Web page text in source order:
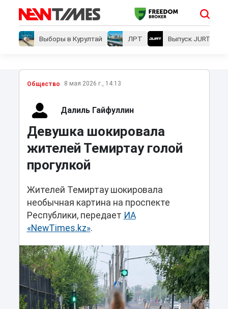
Выборы в Курултай ЛРТ Выпуск JURT
Общество 8 мая 2026 г., 14:13
Далиль Гайфуллин
Девушка шокировала
жителей Темиртау голой
прогулкой
Жителей Темиртау шокировала
необычная картина на проспекте
Республики, передает ИА
«NewTimes.kz».